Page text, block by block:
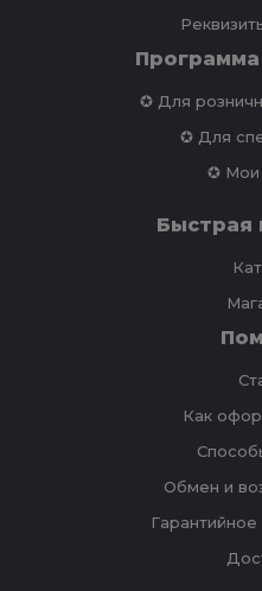
✪ Для
✪ Для
✪ Мои
Быстрая
Как
Обмен и